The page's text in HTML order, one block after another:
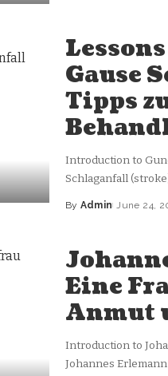
Gause
Tipps
Introduction to
Schlaganfall
By Admin June 24,
Eine
Anmut
Introduction to
Johannes